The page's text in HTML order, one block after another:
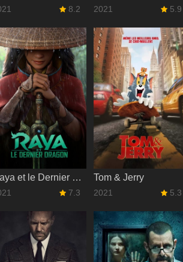
8.2 2021 5.9
Raya et le Dernier Dragon
7.3
Tom & Jerry
2021 5.3